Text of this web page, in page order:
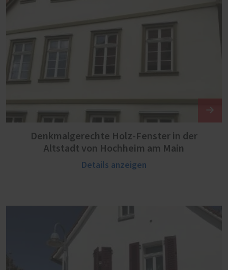
Denkmalgerechte Holz-Fenster in der
Altstadt von Hochheim am Main
Details anzeigen